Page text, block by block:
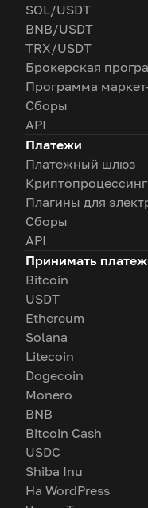
SOL/USDT
BNB/USDT
TRX/USDT
Брокерская
Программа
Сборы
API
Платежи
Платежный шлюз
Криптопроцессинг
Плагины для
Сборы
API
Принимать
Bitcoin
USDT
Ethereum
Solana
Litecoin
Dogecoin
Monero
BNB
Bitcoin Cash
USDC
Shiba Inu
На WordPress